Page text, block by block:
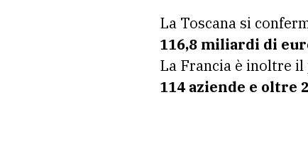
La Toscana si
116,8 miliardi di
La Francia è inoltre
114 aziende e oltre